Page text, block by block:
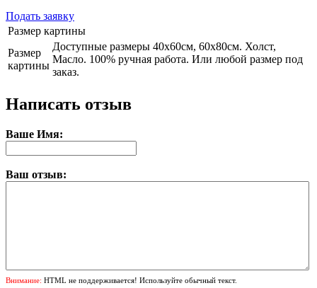
Подать заявку
Размер картины
Размер
картины
Доступные размеры 40х60см, 60х80см. Холст,
Масло. 100% ручная работа. Или любой размер под
заказ.
Написать отзыв
Ваше Имя:
Ваш отзыв:
Внимание: HTML не поддерживается! Используйте обычный текст.